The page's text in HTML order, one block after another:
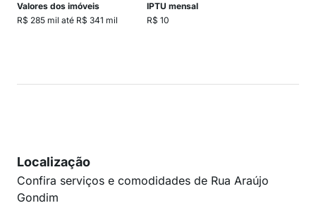
Valores dos imóveis
R$ 285 mil até R$ 341 mil
IPTU mensal
R$ 10
Localização
Confira serviços e comodidades de Rua Araújo
Gondim